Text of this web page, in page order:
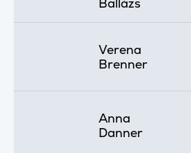
Verena
Brenner
Anna
Danner